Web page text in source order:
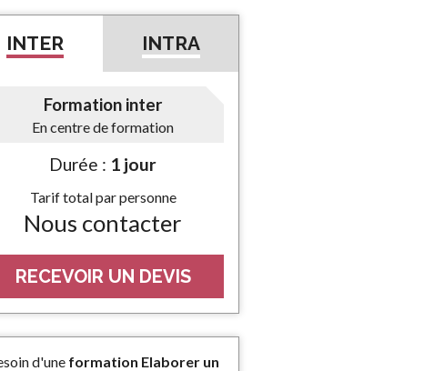
INTER INTRA
Formation inter
En centre de formation
Durée : 1 jour
Tarif total par personne
Nous contacter
RECEVOIR UN DEVIS
d'une formation Elaborer un